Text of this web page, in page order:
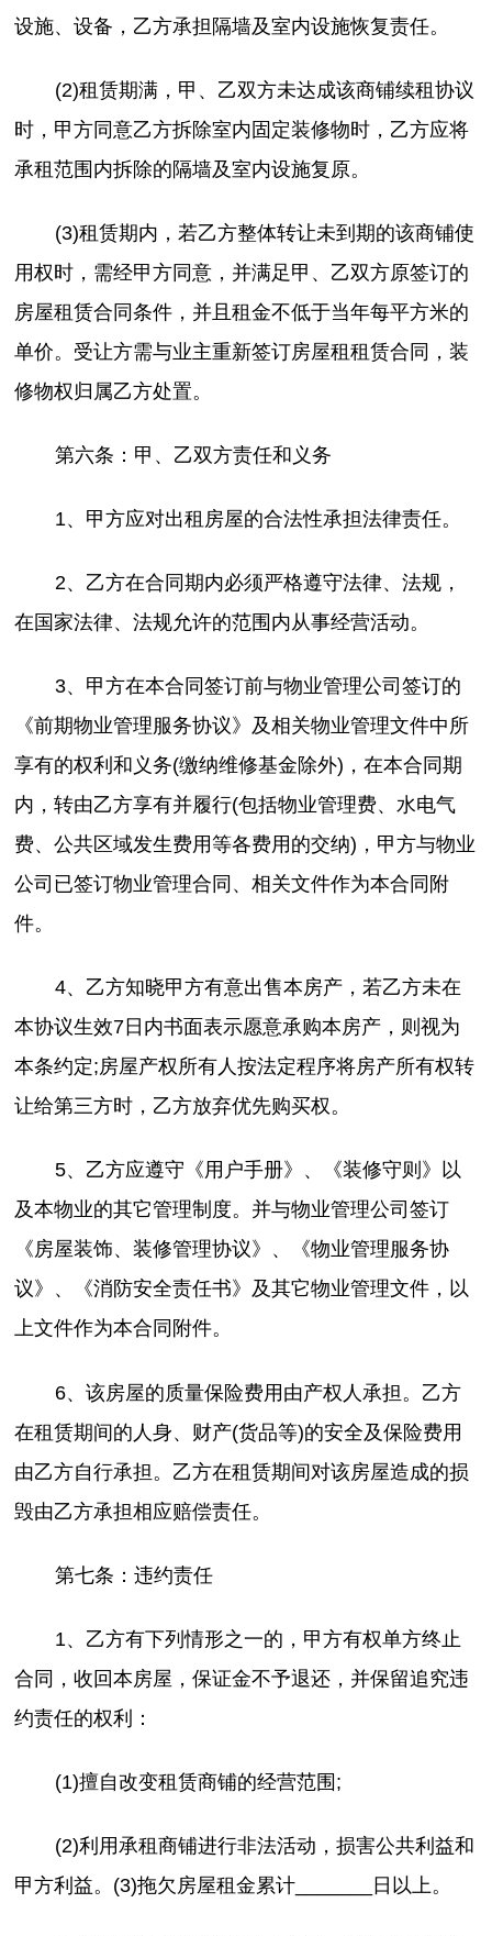
设施、设备，乙方承担隔墙及室内设施恢复责任。
(2)租赁期满，甲、乙双方未达成该商铺续租协议
时，甲方同意乙方拆除室内固定装修物时，乙方应将
承租范围内拆除的隔墙及室内设施复原。
(3)租赁期内，若乙方整体转让未到期的该商铺使
用权时，需经甲方同意，并满足甲、乙双方原签订的
房屋租赁合同条件，并且租金不低于当年每平方米的
单价。受让方需与业主重新签订房屋租租赁合同，装
修物权归属乙方处置。
第六条：甲、乙双方责任和义务
1、甲方应对出租房屋的合法性承担法律责任。
2、乙方在合同期内必须严格遵守法律、法规，
在国家法律、法规允许的范围内从事经营活动。
3、甲方在本合同签订前与物业管理公司签订的
《前期物业管理服务协议》及相关物业管理文件中所
享有的权利和义务(缴纳维修基金除外)，在本合同期
内，转由乙方享有并履行(包括物业管理费、水电气
费、公共区域发生费用等各费用的交纳)，甲方与物业
公司已签订物业管理合同、相关文件作为本合同附
件。
4、乙方知晓甲方有意出售本房产，若乙方未在
本协议生效7日内书面表示愿意承购本房产，则视为
本条约定;房屋产权所有人按法定程序将房产所有权转
让给第三方时，乙方放弃优先购买权。
5、乙方应遵守《用户手册》、《装修守则》以
及本物业的其它管理制度。并与物业管理公司签订
《房屋装饰、装修管理协议》、《物业管理服务协
议》、《消防安全责任书》及其它物业管理文件，以
上文件作为本合同附件。
6、该房屋的质量保险费用由产权人承担。乙方
在租赁期间的人身、财产(货品等)的安全及保险费用
由乙方自行承担。乙方在租赁期间对该房屋造成的损
毁由乙方承担相应赔偿责任。
第七条：违约责任
1、乙方有下列情形之一的，甲方有权单方终止
合同，收回本房屋，保证金不予退还，并保留追究违
约责任的权利：
(1)擅自改变租赁商铺的经营范围;
(2)利用承租商铺进行非法活动，损害公共利益和
甲方利益。(3)拖欠房屋租金累计_______日以上。